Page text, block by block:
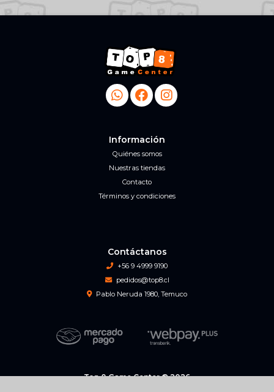
Información
Quiénes somos
Nuestras tiendas
Contacto
Términos y condiciones
Contáctanos
+56 9 4999 9190
pedidos@top8.cl
Pablo Neruda 1980, Temuco
Top 8 Game Center © 2026